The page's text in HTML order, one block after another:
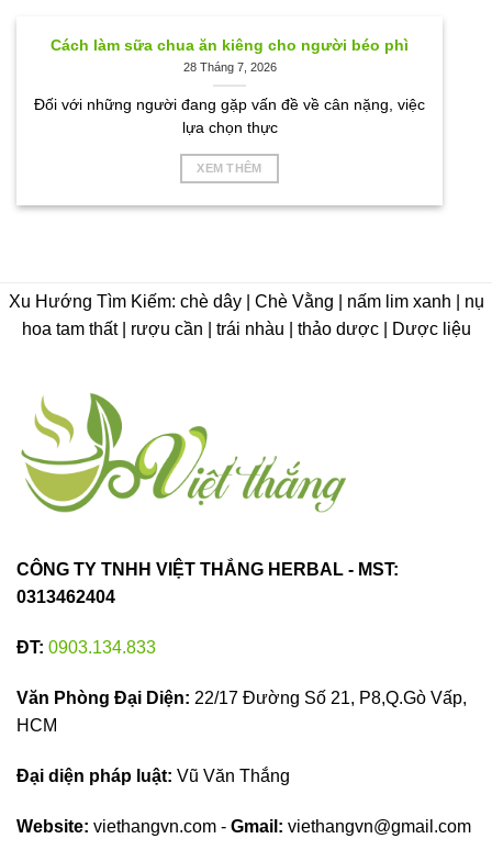
Cách làm sữa chua ăn kiêng cho người béo phì
28 Tháng 7, 2026
Đối với những người đang gặp vấn đề về cân nặng, việc
lựa chọn thực
XEM THÊM
Xu Hướng Tìm Kiếm: chè dây | Chè Vằng | nấm lim xanh | nụ
hoa tam thất | rượu cần | trái nhàu | thảo dược | Dược liệu
CÔNG TY TNHH VIỆT THẮNG HERBAL - MST:
0313462404
ĐT: 0903.134.833
Văn Phòng Đại Diện: 22/17 Đường Số 21, P8,Q.Gò Vấp,
HCM
Đại diện pháp luật: Vũ Văn Thắng
Website: viethangvn.com - Gmail: viethangvn@gmail.com